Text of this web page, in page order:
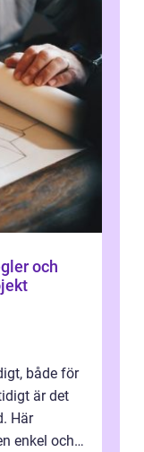
och
både för
är det
Här
enkel och